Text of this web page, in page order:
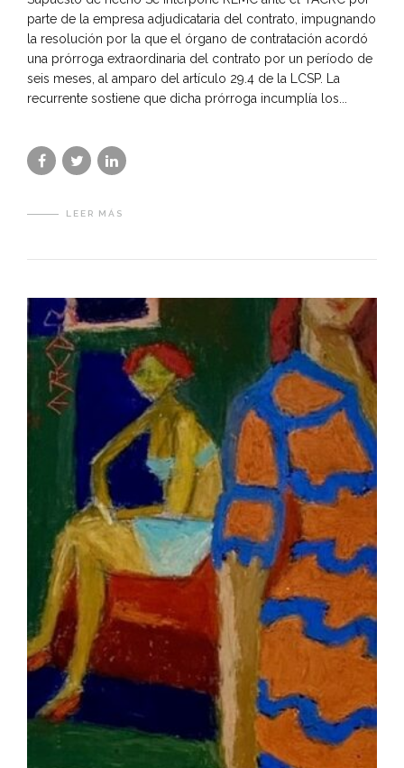
parte de la empresa adjudicataria del contrato, impugnando
la resolución por la que el órgano de contratación acordó
una prórroga extraordinaria del contrato por un período de
seis meses, al amparo del artículo 29.4 de la LCSP. La
recurrente sostiene que dicha prórroga incumplía los...
LEER MÁS